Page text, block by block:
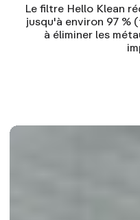
Le filtre Hello Klean
jusqu'à environ 97 %
à éliminer les